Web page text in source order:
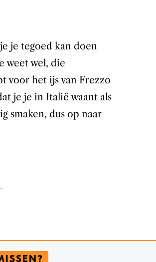
je tegoed kan doen
weet wel, die
voor het ijs van Frezzo
je je in Italië waant als
smaken, dus op naar